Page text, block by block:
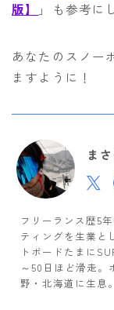
版】
」も参考に
あなたのスノー
ますように！
ま
フリーランス歴5
ティングを生業と
トボードたまに
～50日ほど滑走。
野・北海道に生息